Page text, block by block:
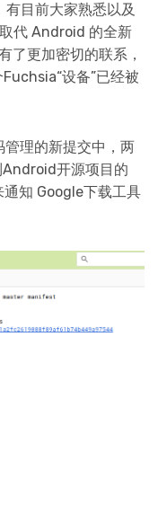
目前大家熟悉以及
代 Android 的全新
了更加密切的联系，
设备”已经被
理的新提交中，两
开源项目的
知 Google下载工具